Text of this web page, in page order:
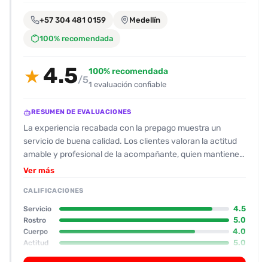
fácilmente.+57 304 481 0159 Medellín
100% recomendada
★ 4.5/5
100% recomendada
1 evaluación confiable
RESUMEN DE EVALUACIONES
La experiencia recabada con la prepago muestra un
servicio de buena calidad. Los clientes valoran la actitud
amable y profesional de la acompañante, quien mantiene
una atención respetuosa y comunicativa, indicando los
cuanto a la apariencia física, se destaca su belleza natural:
rostro bonito con maquillaje que realza los rasgos, ojos
oscuros, cejas pobladas y cabello largo y denso. El cuerpo
se describe como alto, con una mezcla de curvas y tono
atlético; se menciona que tiene senos grandes y una figura
equilibrada, con una zona de cintura y glúteos que resulta
Ver más
CALIFICACIONES
Servicio 4.5
Rostro 5.0
Cuerpo 4.0
Actitud 5.0